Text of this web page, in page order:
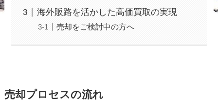
海外販路を活かした高価買取の実現
売却をご検討中の方へ
売却プロセスの流れ